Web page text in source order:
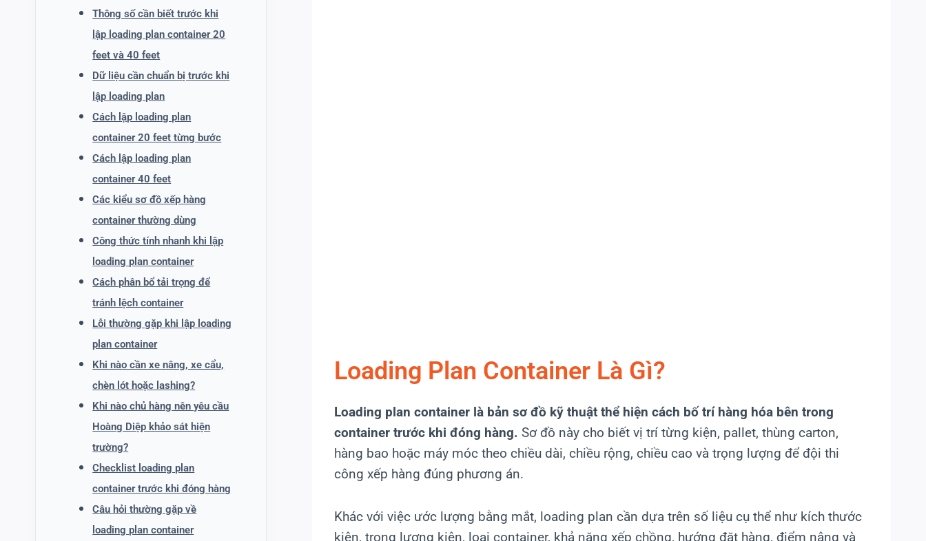
Loading Plan Container Là Gì?
Loading plan container là bản sơ đồ kỹ thuật thể hiện cách bố trí hàng hóa bên trong
container trước khi đóng hàng. Sơ đồ này cho biết vị trí từng kiện, pallet, thùng carton,
hàng bao hoặc máy móc theo chiều dài, chiều rộng, chiều cao và trọng lượng để đội thi
công xếp hàng đúng phương án.
Khác với việc ước lượng bằng mắt, loading plan cần dựa trên số liệu cụ thể như kích thước
kiện, trọng lượng kiện, loại container, khả năng xếp chồng, hướng đặt hàng, điểm nâng và
Thông số cần biết trước khi
lập loading plan container 20
feet và 40 feet
Dữ liệu cần chuẩn bị trước khi
lập loading plan
Cách lập loading plan
container 20 feet từng bước
Cách lập loading plan
container 40 feet
Các kiểu sơ đồ xếp hàng
container thường dùng
Công thức tính nhanh khi lập
loading plan container
Cách phân bổ tải trọng để
tránh lệch container
Lỗi thường gặp khi lập loading
plan container
Khi nào cần xe nâng, xe cẩu,
chèn lót hoặc lashing?
Khi nào chủ hàng nên yêu cầu
Hoàng Diệp khảo sát hiện
trường?
Checklist loading plan
container trước khi đóng hàng
Câu hỏi thường gặp về
loading plan container